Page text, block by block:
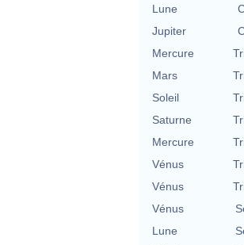
Lune
Jupiter
Mercure
Mars
Soleil
Saturne
Mercure
Vénus
Vénus
Vénus
Lune